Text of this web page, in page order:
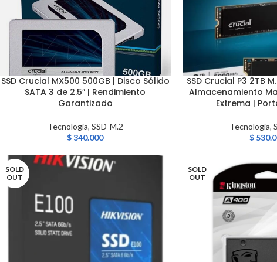
AÑADIR AL CARRITO
SSD Crucial MX500 500GB | Disco Sólido
SATA 3 de 2.5″ | Rendimiento
Garantizado
Tecnología, SSD-M.2
$340.000
LEER MÁS
SSD Crucial P3 2TB
Almacenamiento
Extrema |
Tecnología,
$
SOLD
OUT
SOLD
OUT